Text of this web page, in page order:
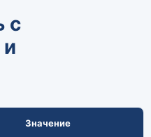
с
Значение